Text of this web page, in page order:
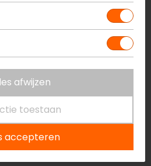
topprestaties en maximaal
nu en rij met vertrouwen!
en innovatie voor
merk in de
staat bekend om zijn hoge
en uitstekende
Het merk combineert
met innovatieve functies
afwijzen
toestaan
accepteren